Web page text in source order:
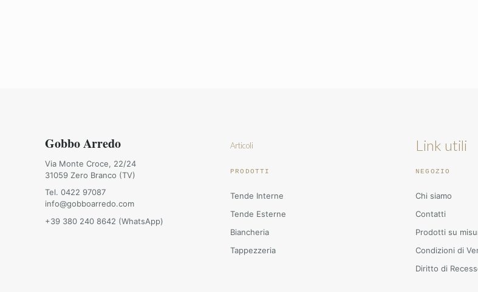
Gobbo Arredo
Via Monte Croce, 22/24
31059 Zero Branco (TV)
Tel. 0422 97087
info@gobboarredo.com
+39 380 240 8642 (WhatsApp)
Articoli
PRODOTTI
Tende Interne
Tende Esterne
Biancheria
Tappezzeria
Link utili
NEGOZIO
Chi siamo
Contatti
Prodotti su
Condizioni di
Diritto di